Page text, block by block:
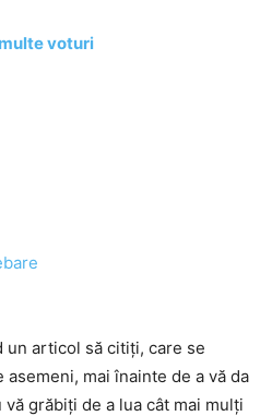
voturi
un articol să citiţi, care se
asemeni, mai înainte de a vă da
grăbiţi de a lua cât mai mulţi